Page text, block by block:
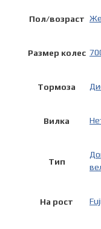
Пол/возраст
Размер колес
Тормоза
Вилка
Тип
На рост